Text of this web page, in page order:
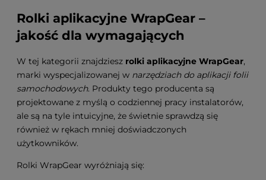
Rolki aplikacyjne WrapGear –
jakość dla wymagających
W tej kategorii znajdziesz rolki aplikacyjne WrapGear,
marki wyspecjalizowanej w narzędziach do aplikacji folii
samochodowych. Produkty tego producenta są
projektowane z myślą o codziennej pracy instalatorów,
ale są na tyle intuicyjne, że świetnie sprawdzą się
również w rękach mniej doświadczonych
użytkowników.
Rolki WrapGear wyróżniają się: